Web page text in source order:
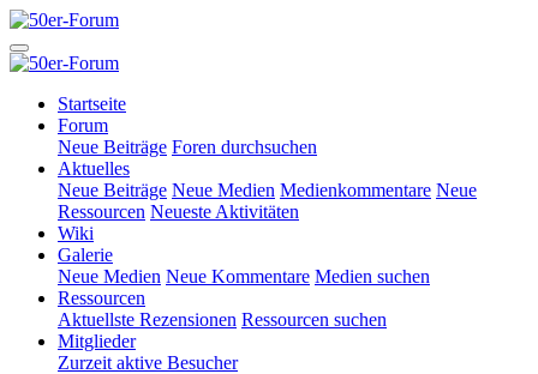
Startseite
Forum
Neue Beiträge Foren durchsuchen
Aktuelles
Neue Beiträge Neue Medien Medienkommentare Neue
Ressourcen Neueste Aktivitäten
Wiki
Galerie
Neue Medien Neue Kommentare Medien suchen
Ressourcen
Aktuellste Rezensionen Ressourcen suchen
Mitglieder
Zurzeit aktive Besucher